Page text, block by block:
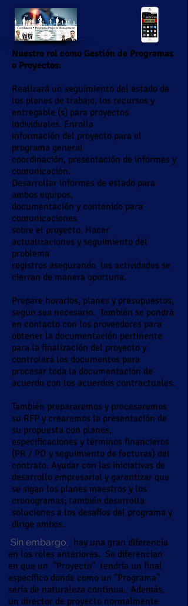
Nuestro rol como Gestión de Programas
o Proyectos:
Realizará un seguimiento del estado de
los planes de trabajo, los recursos y
entregable (s) para proyectos
individuales. Enrolla
información del proyecto para el
programa general
coordinación, presentación de informes y
comunicación.
Desarrollar informes de estado para
ambos equipos,
documentación y contenido para
comunicaciones
sobre el proyecto. Hacer
actualizaciones y seguimiento del
problema
registros asegurando las actividades se
cierran de manera oportuna.
Prepare horarios, planes y presupuestos,
según sea necesario. También se pondrá
en contacto con los proveedores para
obtener la documentación pertinente
para la finalización del proyecto y
controlará los documentos para
procesar toda la documentación de
acuerdo con los acuerdos contractuales.
También prepararemos y procesaremos
su RFP y crearemos la presentación de
su propuesta con planos,
especificaciones y términos financieros
(PR / PO y seguimiento de facturas) del
contrato. Ayudar con las iniciativas de
desarrollo empresarial y garantizar que
se sigan los planes maestros y los
cronogramas; también desarrolla
soluciones a los desafíos del programa y
dirige ambos.
Sin embargo, hay una gran diferencia
en los roles anteriores. Se diferencian
en que un "Proyecto" tendría un final
específico donde como un "Programa"
sería de naturaleza continua. Además,
un director de proyecto normalmente